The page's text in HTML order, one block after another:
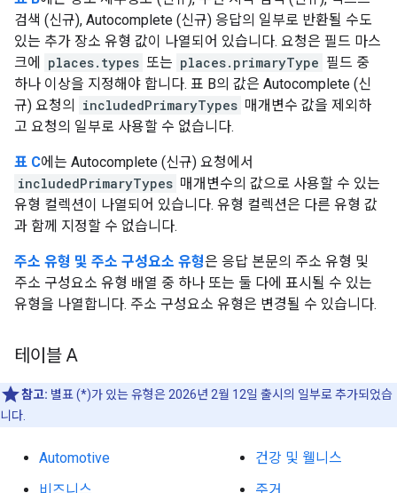
검색 (신규), Autocomplete (신규) 응답의 일부로 반환될 수도
있는 추가 장소 유형 값이 나열되어 있습니다. 요청은 필드 마스
크에
places.types 또는 places.primaryType 필드 중
하나 이상을 지정해야 합니다. 표 B의 값은 Autocomplete (신
규) 요청의
includedPrimaryTypes 매개변수 값을 제외하
고 요청의 일부로 사용할 수 없습니다.
표 C에는 Autocomplete (신규) 요청에서
includedPrimaryTypes 매개변수의 값으로 사용할 수 있는
유형 컬렉션이 나열되어 있습니다. 유형 컬렉션은 다른 유형 값
과 함께 지정할 수 없습니다.
주소 유형 및 주소 구성요소 유형은 응답 본문의 주소 유형 및
주소 구성요소 유형 배열 중 하나 또는 둘 다에 표시될 수 있는
유형을 나열합니다. 주소 구성요소 유형은 변경될 수 있습니다.
테이블 A
참고: 별표 (*)가 있는 유형은 2026년 2월 12일 출시의 일부로 추가되었습
니다.
Automotive
건강 및 웰니스